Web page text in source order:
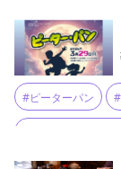
#ピーターパン